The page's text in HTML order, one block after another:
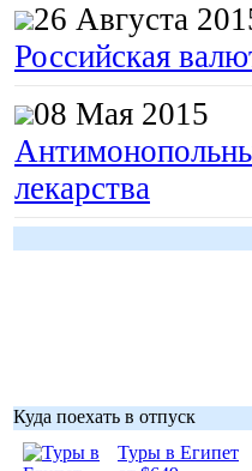
26 Августа
Российская
08 Мая 2015
лекарства
Куда поехать в отпуск
Туры в Египет